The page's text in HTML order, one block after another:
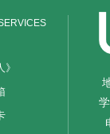
》